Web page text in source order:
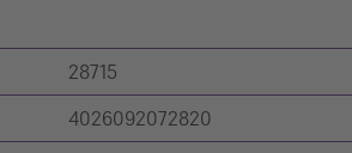
28715
4026092072820